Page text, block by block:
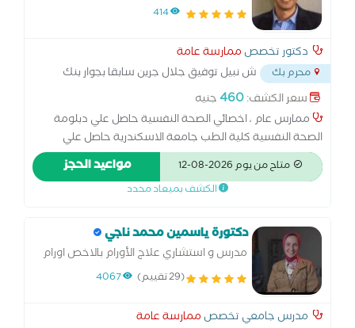
414
دكتور تخصص ممارسة عامة
محرم بك
ش نبيل توفيق جلال جرين سابقا بجوار بنك
مصر محرم بك...
سعر الكشف:460جنيه
ممارس عام ، اخصائي الصحة النفسية حاصل علي دبلومة
الصحة النفسية كلية الطب جامعة الاسكندرية حاصل علي
دبلومة في العلاج المعرفي السلوكي حاصل علي دبلومة في
العلاج النفسي بالسيكو دراما لديه خبرة 5 سنوات في مجال
متاح من يوم 2026-08-12 مواعيد الحجز
الكشف بميعاد محدد
دكتورة ياسمين محمد ناجي
مدرس و استشاري علاج الأورام بالاخص اورام
الثدي
(29 تقييم) 4067
مدرس جامعي تخصص ممارسة عامة